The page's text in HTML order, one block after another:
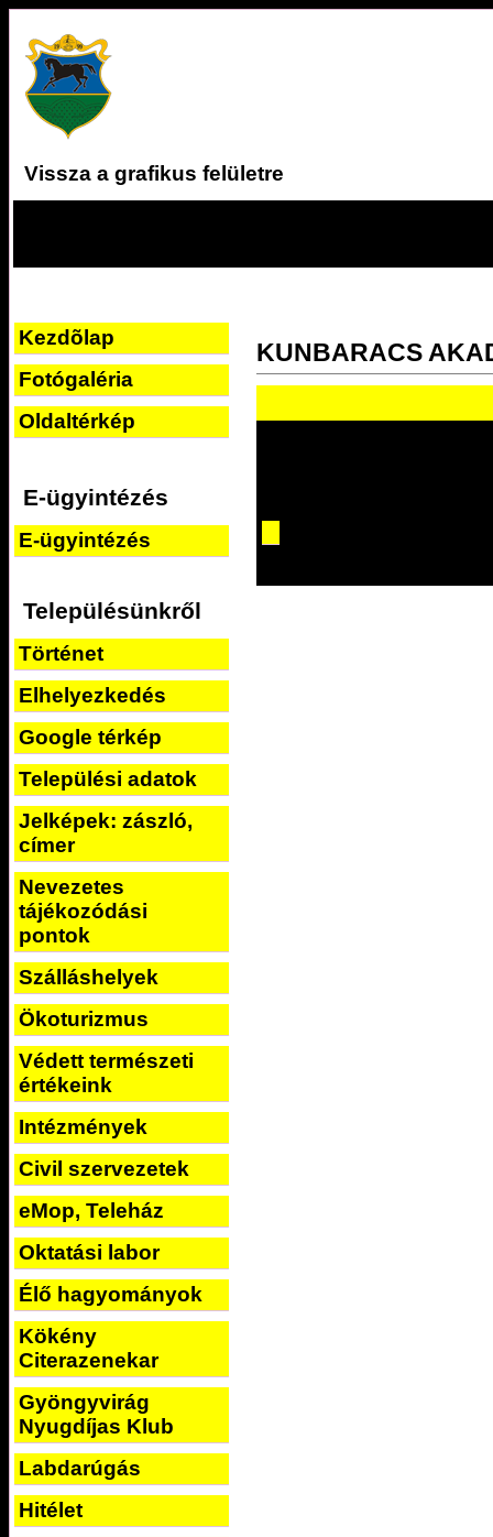
Vissza a grafikus felületre
Kezdõlap
Fotógaléria
Oldaltérkép
E-ügyintézés
E-ügyintézés
Településünkről
Történet
Elhelyezkedés
Google térkép
Települési adatok
Jelképek: zászló,
címer
Nevezetes
tájékozódási
pontok
Szálláshelyek
Ökoturizmus
Védett természeti
értékeink
Intézmények
Civil szervezetek
eMop, Teleház
Oktatási labor
Élő hagyományok
Kökény
Citerazenekar
Gyöngyvirág
Nyugdíjas Klub
Labdarúgás
Hitélet
KUNBARACS